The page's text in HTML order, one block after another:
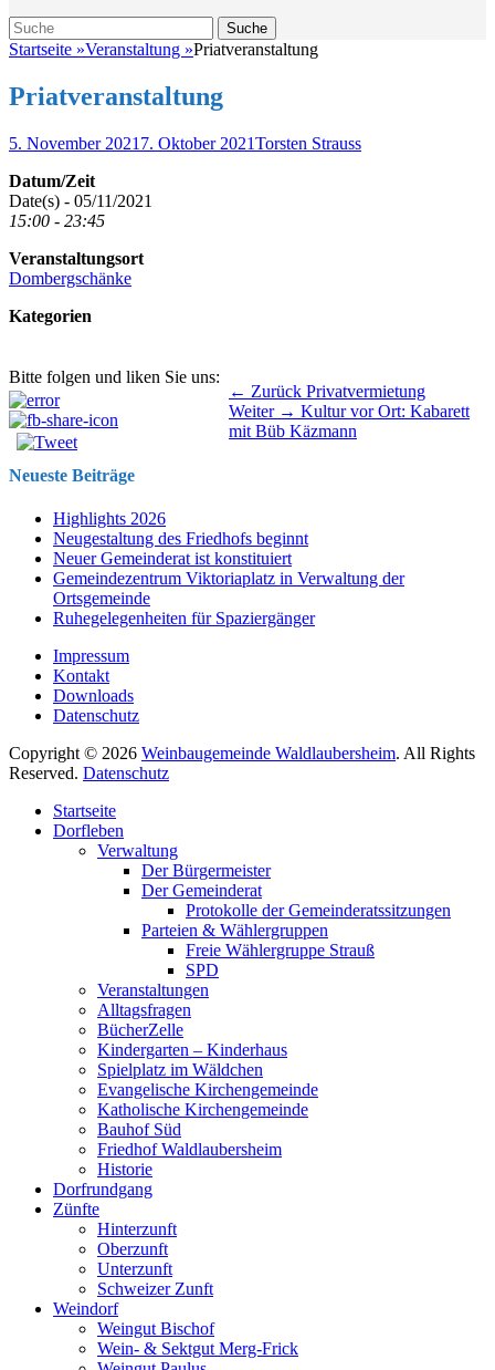
Suche
Suche
nach:
Startseite »Veranstaltung »Priatveranstaltung
Priatveranstaltung
Veröffentlicht
5. November 2021 7. Oktober 2021Autor
Torsten Strauss
Datum/Zeit
Date(s) - 05/11/2021
15:00 - 23:45
Veranstaltungsort
Dombergschänke
Kategorien
Bitte folgen und liken Sie uns:
Beitragsnavigation ← Zurück Vorhergehender
Beitrag:
Privatvermietung
Weiter → Nächster
Beitrag:
Kultur vor Ort: Kabarett
mit Büb Käzmann
Neueste Beiträge
Highlights 2026
Neugestaltung des Friedhofs beginnt
Neuer Gemeinderat ist konstituiert
Gemeindezentrum Viktoriaplatz in Verwaltung der
Ortsgemeinde
Ruhegelegenheiten für Spaziergänger
Impressum
Kontakt
Downloads
Datenschutz
Copyright © 2026 Weinbaugemeinde Waldlaubersheim. All Rights
Reserved. Datenschutz
oben
scrollen
Startseite
Dorfleben
Verwaltung
Der Bürgermeister
Der Gemeinderat
Protokolle der Gemeinderatssitzungen
Parteien & Wählergruppen
Freie Wählergruppe Strauß
SPD
Veranstaltungen
Alltagsfragen
BücherZelle
Kindergarten – Kinderhaus
Spielplatz im Wäldchen
Evangelische Kirchengemeinde
Katholische Kirchengemeinde
Bauhof Süd
Friedhof Waldlaubersheim
Historie
Dorfrundgang
Zünfte
Hinterzunft
Oberzunft
Unterzunft
Schweizer Zunft
Weindorf
Weingut Bischof
Wein- & Sektgut Merg-Frick